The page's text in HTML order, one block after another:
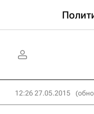
12:26 27.05.2015